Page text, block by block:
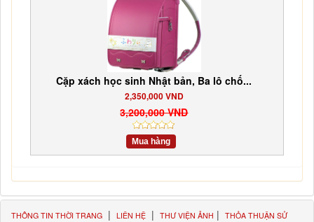
Cặp xách học sinh Nhật bản, Ba lô chố...
2,350,000 VND
3,200,000 VND
Mua hàng
THÔNG TIN THỜI TRANG | LIÊN HỆ | THƯ VIỆN ẢNH | THỎA THUẬN SỬ